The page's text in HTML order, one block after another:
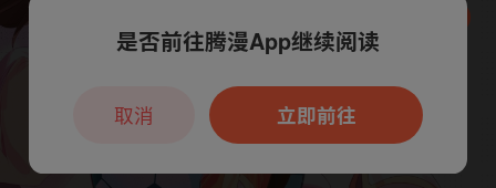
本章节仅支持App阅读，可打开App新用
户7天免费看
是否前往腾漫App继续阅读
立即前往
取消